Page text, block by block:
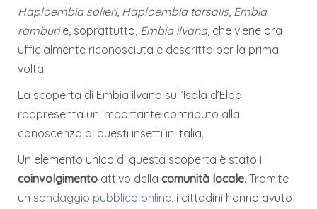
Haploembia solieri, Haploembia tarsalis, Embia
ramburie, soprattutto, Embia ilvana, che viene ora
ufficialmente riconosciuta e descritta per la prima
volta.
La scoperta di Embia ilvana sull’Isola d’Elba
rappresenta un importante contributo alla
conoscenza di questi insetti in Italia.
Un elemento unico di questa scoperta è stato il
coinvolgimento attivo dellacomunità locale. Tramite
un sondaggio pubblico online, i cittadini hanno avuto